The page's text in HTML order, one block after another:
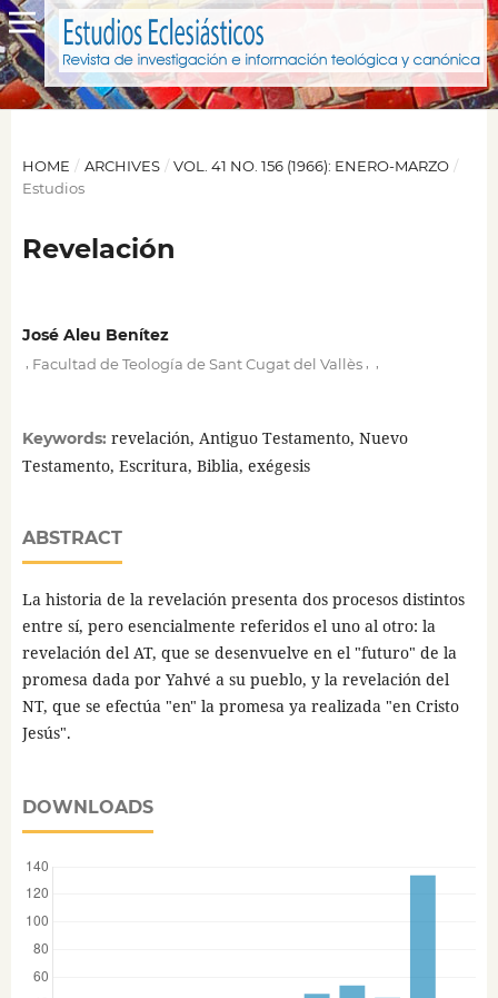
HOME / ARCHIVES / VOL. 41 NO. 156 (1966): ENERO-MARZO /
Estudios
Revelación
José Aleu Benítez
Facultad de Teología de Sant Cugat del Vallès,
Keywords: revelación, Antiguo Testamento, Nuevo
Testamento, Escritura, Biblia, exégesis
ABSTRACT
La historia de la revelación presenta dos procesos distintos
entre sí, pero esencialmente referidos el uno al otro: la
revelación del AT, que se desenvuelve en el "futuro" de la
promesa dada por Yahvé a su pueblo, y la revelación del
NT, que se efectúa "en" la promesa ya realizada "en Cristo
Jesús".
DOWNLOADS